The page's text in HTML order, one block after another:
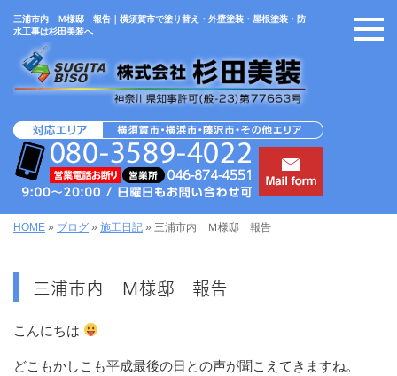
三浦市内 Ｍ様邸 報告｜横須賀市で塗り替え・外壁塗装・屋根塗装・防
水工事は杉田美装へ
HOME » ブログ » 施工日記 » 三浦市内 Ｍ様邸 報告
三浦市内 Ｍ様邸 報告
こんにちは
どこもかしこも平成最後の日との声が聞こえてきますね。